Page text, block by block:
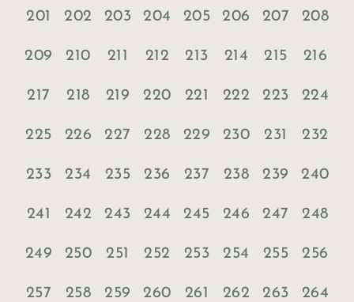
201 202 203 204 205 206 207 208
209 210 211 212 213 214 215 216
217 218 219 220 221 222 223 224
225 226 227 228 229 230 231 232
233 234 235 236 237 238 239 240
241 242 243 244 245 246 247 248
249 250 251 252 253 254 255 256
257 258 259 260 261 262 263 264